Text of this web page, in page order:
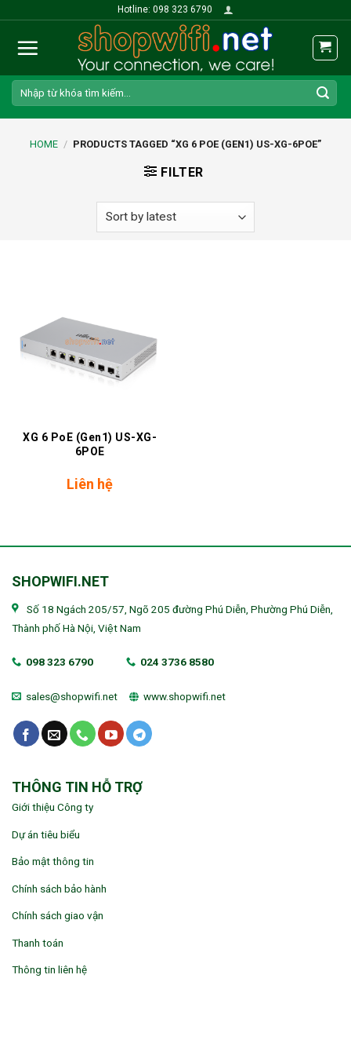
content
Hotline: 098 323 6790
Search
for:
HOME / PRODUCTS TAGGED “XG 6 POE (GEN1) US-XG-6POE”
FILTER
XG 6 PoE (Gen1) US-XG-
6POE
Liên hệ
SHOPWIFI.NET
Số 18 Ngách 205/57, Ngõ 205 đường Phú Diễn, Phường Phú Diễn,
Thành phố Hà Nội, Việt Nam
098 323 6790 024 3736 8580
sales@shopwifi.net www.shopwifi.net
THÔNG TIN HỖ TRỢ
Giới thiệu Công ty
Dự án tiêu biểu
Bảo mật thông tin
Chính sách bảo hành
Chính sách giao vận
Thanh toán
Thông tin liên hệ